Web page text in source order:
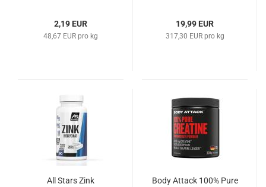
2,19 EUR
48,67 EUR pro kg
19,99 EUR
317,30 EUR pro kg
All Stars Zink
Body Attack 100% Pure